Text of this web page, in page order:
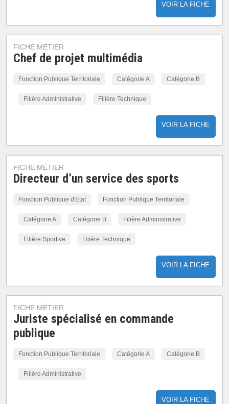
VOIR LA FICHE
FICHE MÉTIER
Chef de projet multimédia
Fonction Publique Territoriale Catégorie A Catégorie B
Filière Administrative Filière Technique
VOIR LA FICHE
FICHE MÉTIER
Directeur d’un service des sports
Fonction Publique d'Etat Fonction Publique Territoriale
Catégorie A Catégorie B Filière Administrative
Filière Sportive Filière Technique
VOIR LA FICHE
FICHE MÉTIER
Juriste spécialisé en commande
publique
Fonction Publique Territoriale Catégorie A Catégorie B
Filière Administrative
VOIR LA FICHE